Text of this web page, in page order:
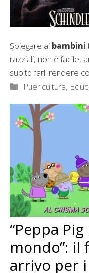
Spiegare ai bambini
razziali, non è facile,
subito farli rendere
Categorie
Puericultura,
“Peppa
mondo”:
arrivo per